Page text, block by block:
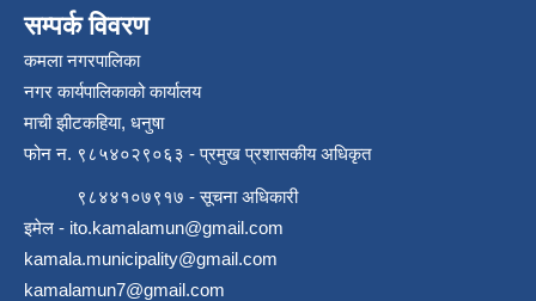
सम्पर्क विवरण
कमला नगरपालिका
नगर कार्यपालिकाको कार्यालय
माची झीटकहिया, धनुषा
फोन न‌. ९८५४०२९०६३ - प्रमुख प्रशासकीय अधिकृत
९८४४१०७९१७ - सूचना अधिकारी
इमेल - ito.kamalamun@gmail.com
kamala.municipality@gmail.com
kamalamun7@gmail.com